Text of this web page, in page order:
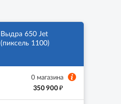
Выдра 650 Jet
(пиксель 1100)
0 магазина
350 900₽